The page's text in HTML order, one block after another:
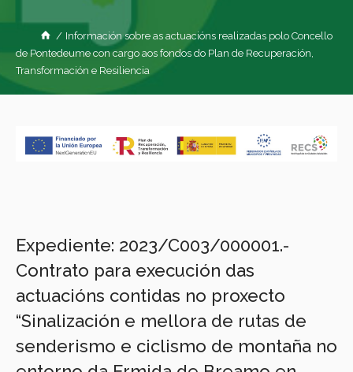
/ Información sobre as actuacións realizadas polo Concello
de Pontedeume con cargo aos fondos do Plan de Recuperación,
Transformación e Resiliencia
Expediente: 2023/C003/000001.-
Contrato para execución das
actuacións contidas no proxecto
“Sinalización e mellora de rutas de
senderismo e ciclismo de montaña no